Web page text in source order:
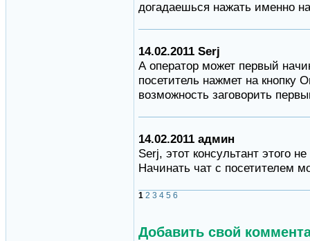
догадаешься нажать именно
14.02.2011 Serj
А оператор может первый
посетитель нажмет на кнопку
возможность заговорить
14.02.2011 админ
Serj, этот консультант этого
Начинать чат с посетителем
1 2 3 4 5 6
Добавить свой